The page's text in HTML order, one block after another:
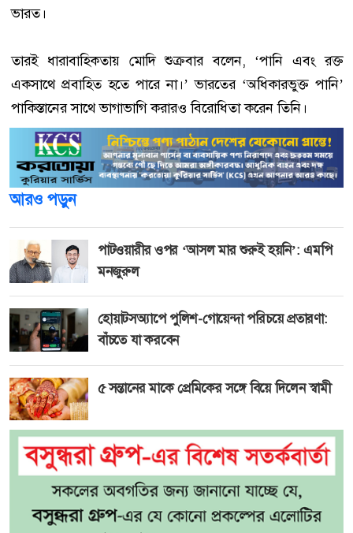
ভারত।
তারই ধারাবাহিকতায় মোদি শুক্রবার বলেন, ‘পানি এবং রক্ত
একসাথে প্রবাহিত হতে পারে না।’ ভারতের ‘অধিকারভুক্ত পানি’
পাকিস্তানের সাথে ভাগাভাগি করারও বিরোধিতা করেন তিনি।
আরও পড়ুন
পাটওয়ারীর ওপর ‘আসল মার শুরুই হয়নি’: এমপি
মনজুরুল
হোয়াটসঅ্যাপে পুলিশ-গোয়েন্দা পরিচয়ে প্রতারণা:
বাঁচতে যা করবেন
৫ সন্তানের মাকে প্রেমিকের সঙ্গে বিয়ে দিলেন স্বামী